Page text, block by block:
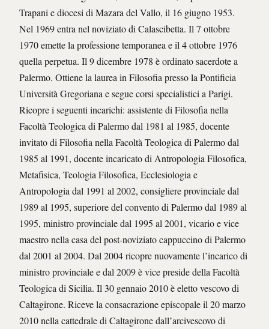
Trapani e diocesi di Mazara del Vallo, il 16 giugno 1953.
Nel 1969 entra nel noviziato di Calascibetta. Il 7 ottobre
1970 emette la professione temporanea e il 4 ottobre 1976
quella perpetua. Il 9 dicembre 1978 è ordinato sacerdote a
Palermo. Ottiene la laurea in Filosofia presso la Pontificia
Università Gregoriana e segue corsi specialistici a Parigi.
Ricopre i seguenti incarichi: assistente di Filosofia nella
Facoltà Teologica di Palermo dal 1981 al 1985, docente
invitato di Filosofia nella Facoltà Teologica di Palermo dal
1985 al 1991, docente incaricato di Antropologia Filosofica,
Metafisica, Teologia Filosofica, Ecclesiologia e
Antropologia dal 1991 al 2002, consigliere provinciale dal
1989 al 1995, superiore del convento di Palermo dal 1989 al
1995, ministro provinciale dal 1995 al 2001, vicario e vice
maestro nella casa del post-noviziato cappuccino di Palermo
dal 2001 al 2004. Dal 2004 ricopre nuovamente l’incarico di
ministro provinciale e dal 2009 è vice preside della Facoltà
Teologica di Sicilia. Il 30 gennaio 2010 è eletto vescovo di
Caltagirone. Riceve la consacrazione episcopale il 20 marzo
2010 nella cattedrale di Caltagirone dall’arcivescovo di